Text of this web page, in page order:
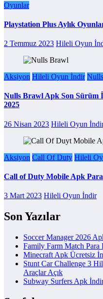
Oyunlar
Playstation Plus Aylık
2 Temmuz 2023 Hileli Oyun
Aksiyon Hileli Oyun İndir
Nulls Brawl Apk Son Sürüm
2025
26 Nisan 2023 Hileli Oyun
Aksiyon Call Of Duty Hileli
Call of Duty Mobile Apk
3 Mart 2023 Hileli Oyun İndir
Son Yazılar
Soccer Manager 2026
Family Farm Match
Minecraft Apk Ücretsiz
Stunt Car Challenge 3
Araçlar Açık
Subway Surfers Apk